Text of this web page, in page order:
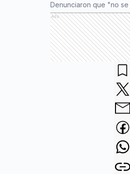
Denunciaron que "no
Ads